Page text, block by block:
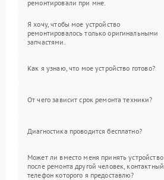
ремонтировали при мне.
Я хочу, чтобы мое устройство
ремонтировалось только оригинальными
запчастями.
Как я узнаю, что мое устройство готово?
От чего зависит срок ремонта техники?
Диагностика проводится бесплатно?
Может ли вместо меня принять устройство
после ремонта другой человек, контактный
телефон которого я предоставлю?